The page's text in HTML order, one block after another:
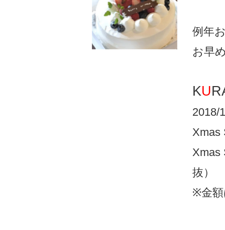
例年
お早
KU
2018/
Xmas
Xmas
抜）
※金額